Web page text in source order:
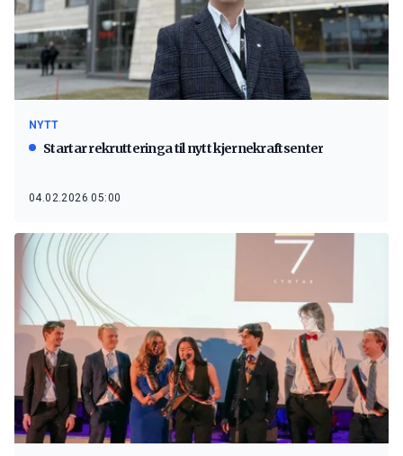
NYTT
Startar rekrutteringa til nytt kjernekraftsenter
04.02.2026 05:00